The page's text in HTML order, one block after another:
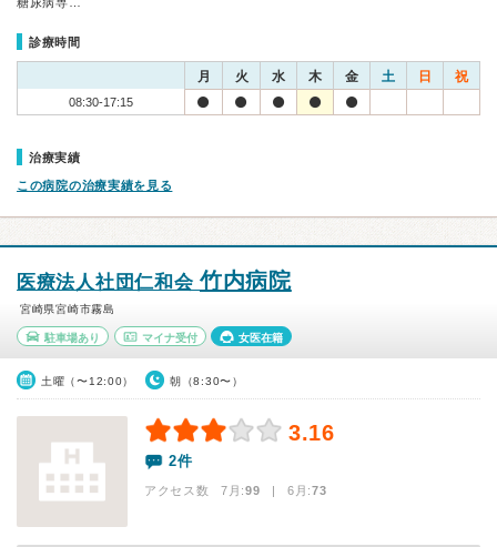
診療時間
月 火 水 木 金 土 日 祝
08:30-17:15
治療実績
この病院の治療実績を見る
医療法人社団仁和会 竹内病院
宮崎県宮崎市霧島
駐車場あり マイナ受付 女医在籍
土曜（〜12:00） 朝（8:30〜）
3.16
2件
アクセス数 7月:99 | 6月:73